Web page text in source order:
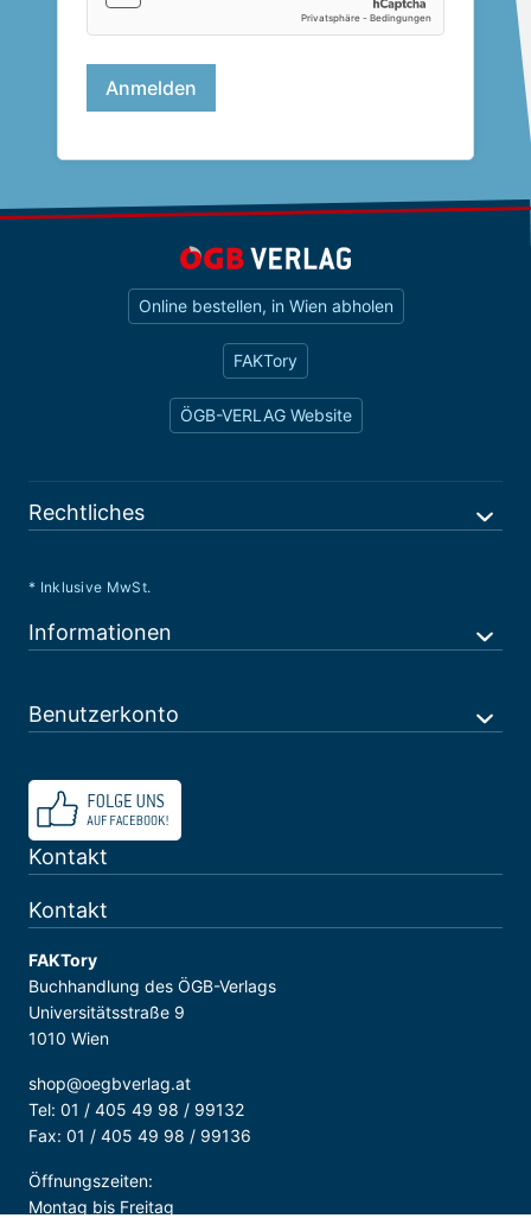
Online bestellen, in Wien abholen
FAKTory
ÖGB-VERLAG Website
Rechtliches
* Inklusive MwSt.
Informationen
Benutzerkonto
Kontakt
Kontakt
FAKTory
Buchhandlung des ÖGB-Verlags
Universitätsstraße 9
1010 Wien
shop@oegbverlag.at
Tel: 01 / 405 49 98 / 99132
Fax: 01 / 405 49 98 / 99136
Öffnungszeiten:
Montag bis Freitag